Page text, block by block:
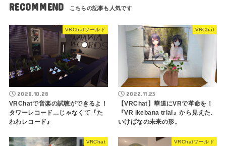
RECOMMEND
VRChatワールド
2020.10.28
VRChatで音楽の試聴ができるよ！
タワーレコード…じゃなくて『た
わわレコード』
VRChat
2022.11.23
【VRChat】華道にVRで革命を！
『VR ikebana trial』から見えた、
いけばなの未来の形。
VRChat VRChatワールド